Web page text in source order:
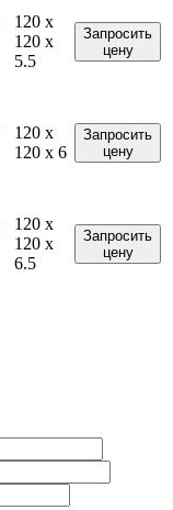
120 x
120 x
5.5
Запросить
цену
120 x
120 x 6
Запросить
цену
120 x
120 x
6.5
Запросить
цену